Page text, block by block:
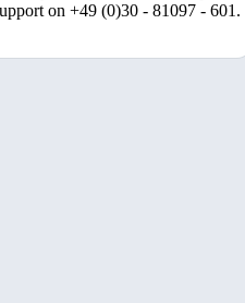
on +49 (0)30 - 81097 - 601.